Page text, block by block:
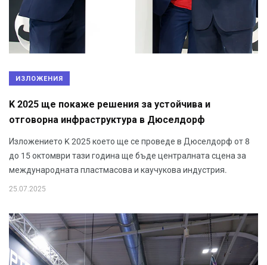
ИЗЛОЖЕНИЯ
K 2025 ще покаже решения за устойчива и
отговорна инфраструктура в Дюселдорф
Изложението K 2025 което ще се проведе в Дюселдорф от 8
до 15 октомври тази година ще бъде централната сцена за
международната пластмасова и каучукова индустрия.
25.07.2025